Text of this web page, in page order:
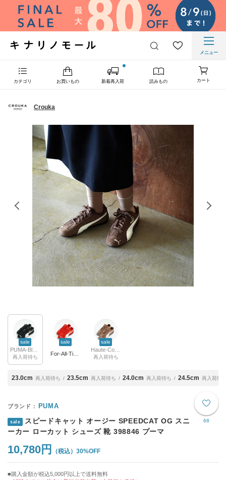
メニュー
カテゴリ お買いもの 新着再入荷 読みもの カート
Crouka
sale
再入荷待ち
sale sale
再入荷待ち
23.0cm 再入荷待ち 23.5cm 再入荷待ち 24.0cm 再入荷待ち 24.5cm 再入荷待
68
PUMA
sale
スピードキャット オージー SPEEDCAT OG スニ
ーカー ローカット シューズ 靴 398846 プーマ
10,780円 30%OFF
購入金額が税込5,000円以上で送料無料